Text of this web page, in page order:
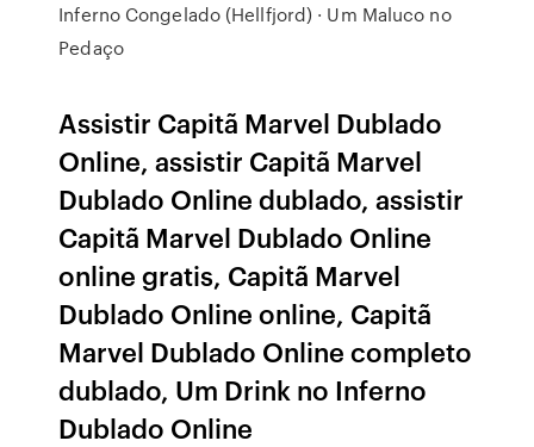
Inferno Congelado (Hellfjord) · Um Maluco no
Pedaço
Assistir Capitã Marvel Dublado
Online, assistir Capitã Marvel
Dublado Online dublado, assistir
Capitã Marvel Dublado Online
online gratis, Capitã Marvel
Dublado Online online, Capitã
Marvel Dublado Online completo
dublado, Um Drink no Inferno
Dublado Online